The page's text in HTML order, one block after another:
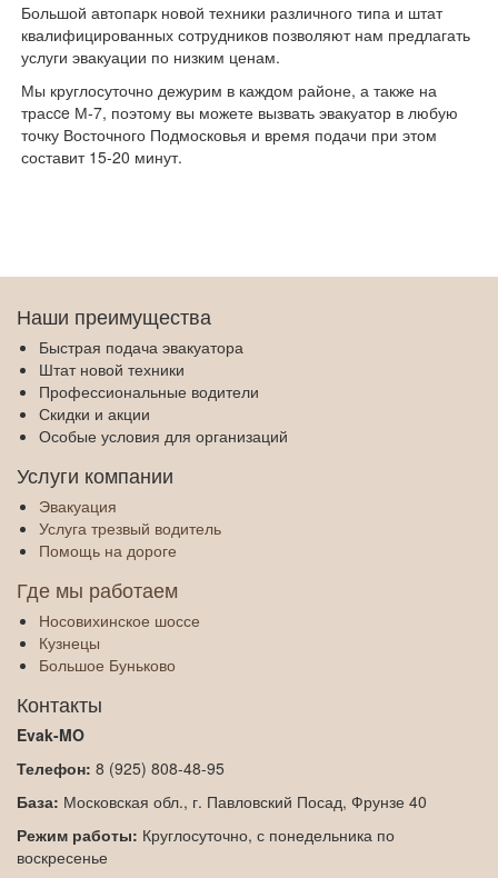
Большой автопарк новой техники различного типа и штат
квалифицированных сотрудников позволяют нам предлагать
услуги эвакуации по низким ценам.
Мы круглосуточно дежурим в каждом районе, а также на
трасce М-7, поэтому вы можете вызвать эвакуатор в любую
точку Восточного Подмосковья и время подачи при этом
составит 15-20 минут.
Наши преимущества
Быстрая подача эвакуатора
Штат новой техники
Профессиональные водители
Скидки и акции
Особые условия для организаций
Услуги компании
Эвакуация
Услуга трезвый водитель
Помощь на дороге
Где мы работаем
Носовихинское шоссе
Кузнецы
Большое Буньково
Контакты
Evak-MO
Телефон: ‎8 (925) 808-48-95
База: Московская обл., г. Павловский Посад, Фрунзе 40
Режим работы: Круглосуточно, с понедельника по
воскресенье